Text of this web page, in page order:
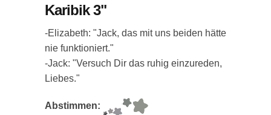
Karibik 3"
-Elizabeth: "Jack, das mit uns beiden hätte
nie funktioniert."
-Jack: "Versuch Dir das ruhig einzureden,
Liebes."
Abstimmen: